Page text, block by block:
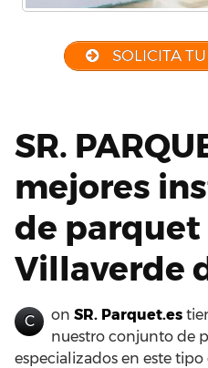
SOLICITA
SR.
mejores
de parquet
Villaverde
C on SR. Parquet.es
nuestro conjunto de
especializados en este